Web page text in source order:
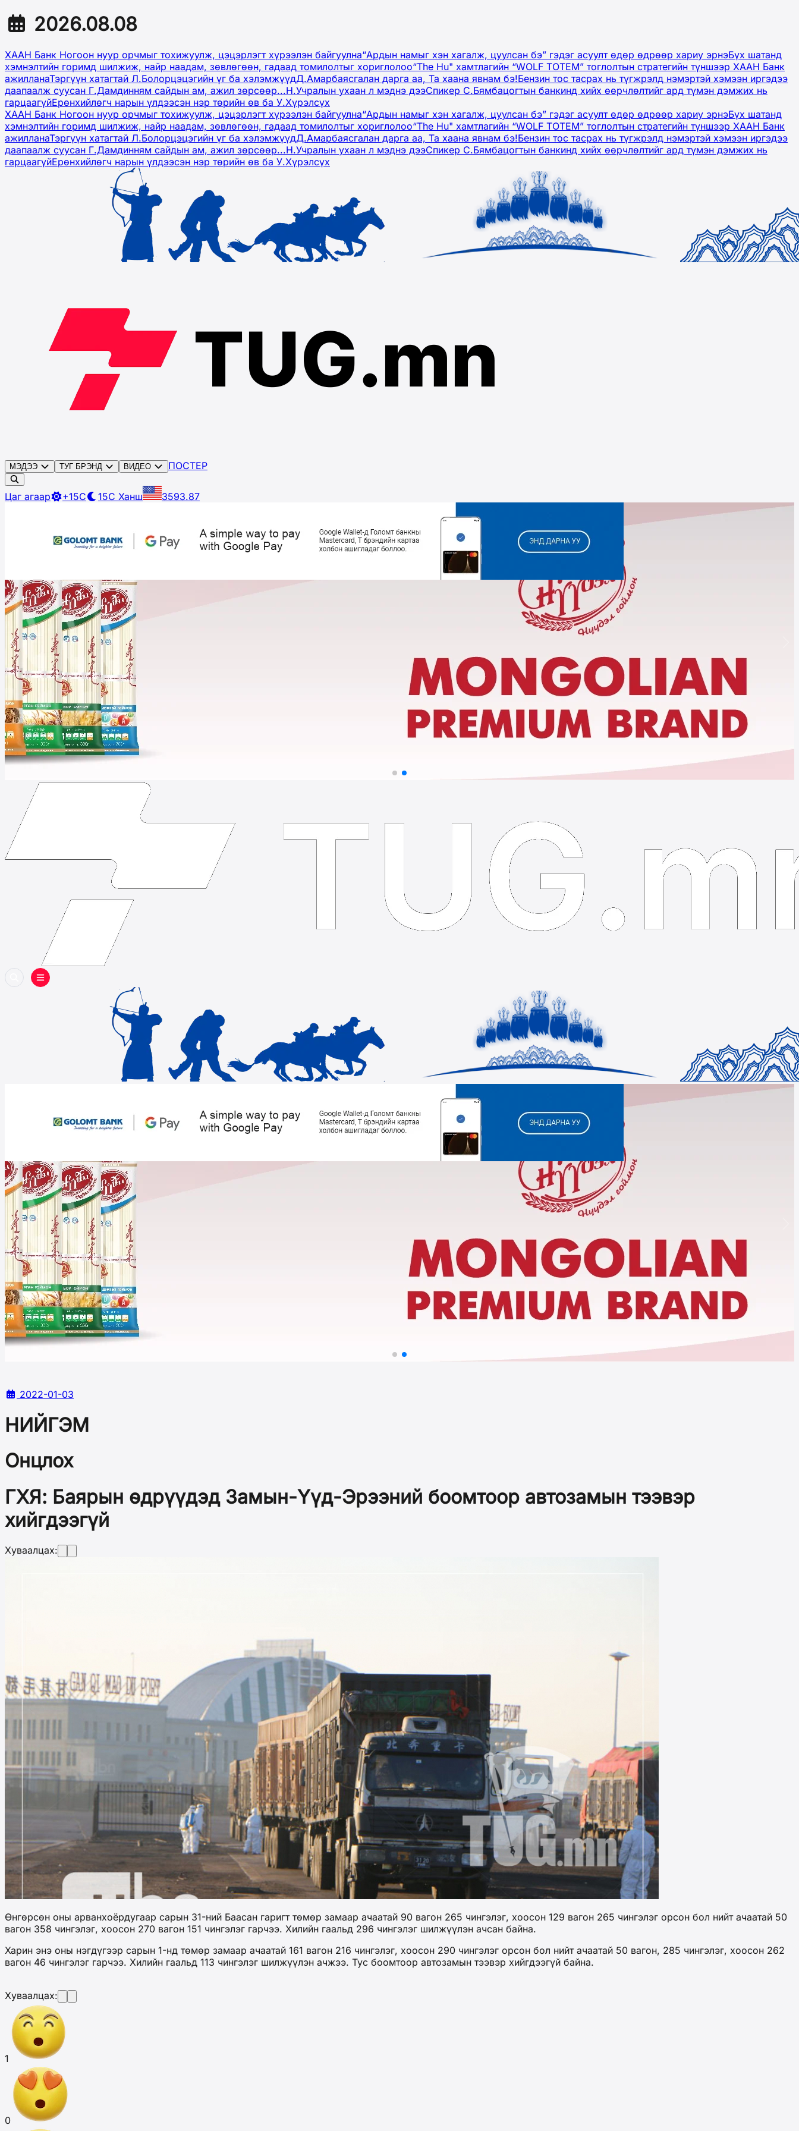
2026.08.08
ХААН Банк Ногоон нуур орчмыг тохижуулж, цэцэрлэгт хүрээлэн байгуулна“Ардын намыг хэн хагалж, цуулсан бэ” гэдэг асуулт өдөр өдрөөр хариу эрнэБүх шатанд
хэмнэлтийн горимд шилжиж, найр наадам, зөвлөгөөн, гадаад томилолтыг хориглолоо“The Hu" хамтлагийн “WOLF TOTEM” тоглолтын стратегийн түншээр ХААН Банк
ажилланаТэргүүн хатагтай Л.Болорцэцэгийн үг ба хэлэмжүүдД.Амарбаясгалан дарга аа, Та хаана явнам бэ!Бензин тос тасрах нь түгжрэлд нэмэртэй хэмээн иргэдээ
даапаалж суусан Г.Дамдинням сайдын ам, ажил зөрсөөр...Н.Учралын ухаан л мэднэ дээСпикер С.Бямбацогтын банкинд хийх өөрчлөлтийг ард түмэн дэмжих нь
гарцаагүйЕрөнхийлөгч нарын үлдээсэн нэр төрийн өв ба У.Хүрэлсүх
ХААН Банк Ногоон нуур орчмыг тохижуулж, цэцэрлэгт хүрээлэн байгуулна“Ардын намыг хэн хагалж, цуулсан бэ” гэдэг асуулт өдөр өдрөөр хариу эрнэБүх шатанд
хэмнэлтийн горимд шилжиж, найр наадам, зөвлөгөөн, гадаад томилолтыг хориглолоо“The Hu" хамтлагийн “WOLF TOTEM” тоглолтын стратегийн түншээр ХААН Банк
ажилланаТэргүүн хатагтай Л.Болорцэцэгийн үг ба хэлэмжүүдД.Амарбаясгалан дарга аа, Та хаана явнам бэ!Бензин тос тасрах нь түгжрэлд нэмэртэй хэмээн иргэдээ
даапаалж суусан Г.Дамдинням сайдын ам, ажил зөрсөөр...Н.Учралын ухаан л мэднэ дээСпикер С.Бямбацогтын банкинд хийх өөрчлөлтийг ард түмэн дэмжих нь
гарцаагүйЕрөнхийлөгч нарын үлдээсэн нэр төрийн өв ба У.Хүрэлсүх
МЭДЭЭ ТУГ БРЭНД ВИДЕО ПОСТЕР
Цаг агаар +15C 15C Ханш 3593.87
2022-01-03
НИЙГЭМ
Онцлох
ГХЯ: Баярын өдрүүдэд Замын-Үүд-Эрээний боомтоор автозамын тээвэр
хийгдээгүй
Хуваалцах:
Өнгөрсөн оны арванхоёрдугаар сарын 31-ний Баасан гаригт төмөр замаар ачаатай 90 вагон 265 чингэлэг, хоосон 129 вагон 265 чингэлэг орсон бол нийт ачаатай 50
вагон 358 чингэлэг, хоосон 270 вагон 151 чингэлэг гарчээ. Хилийн гаальд 296 чингэлэг шилжүүлэн ачсан байна.
Харин энэ оны нэгдүгээр сарын 1-нд төмөр замаар ачаатай 161 вагон 216 чингэлэг, хоосон 290 чингэлэг орсон бол нийт ачаатай 50 вагон, 285 чингэлэг, хоосон 262
вагон 46 чингэлэг гарчээ. Хилийн гаальд 113 чингэлэг шилжүүлэн ачжээ. Тус боомтоор автозамын тээвэр хийгдээгүй байна.
Хуваалцах:
1
0